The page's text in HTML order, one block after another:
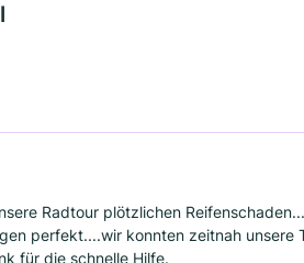
Radtour plötzlichen
perfekt....wir konnten zeitnah unsere
für die schnelle Hilfe.